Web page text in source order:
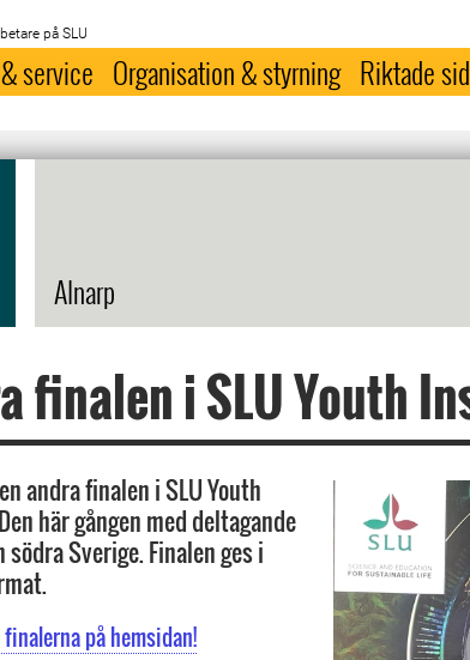
på SLU
service Organisation & styrning Riktade
Alnarp
finalen i SLU Youth
andra finalen i SLU Youth
här gången med deltagande
södra Sverige. Finalen ges i
finalerna på hemsidan!